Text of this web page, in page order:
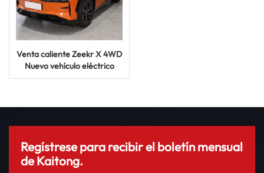
Venta caliente Zeekr X 4WD
Nuevo vehículo eléctrico
100kwh 4 puertas Coche
Regístrese para recibir el boletín mensual
de Kaitong.